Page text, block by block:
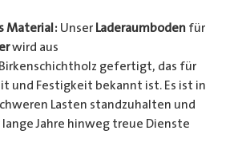
Material: Unser Laderaumbodenfür
wird aus
gefertigt, das für
und Festigkeit bekannt ist. Es ist in
Lasten standzuhalten und
Jahre hinweg treue Dienste